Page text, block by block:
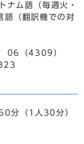
ナム語（毎週火・
語（翻訳機での対
06（4309）
分（1人30分）